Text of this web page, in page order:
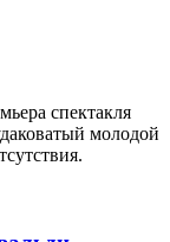
спектакля
молодой